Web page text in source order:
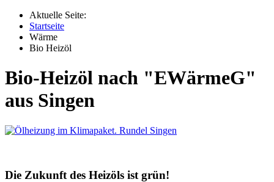
Aktuelle Seite:
Startseite
Wärme
Bio Heizöl
Bio-Heizöl nach "EWärmeG"
aus Singen
Die Zukunft des Heizöls ist grün!